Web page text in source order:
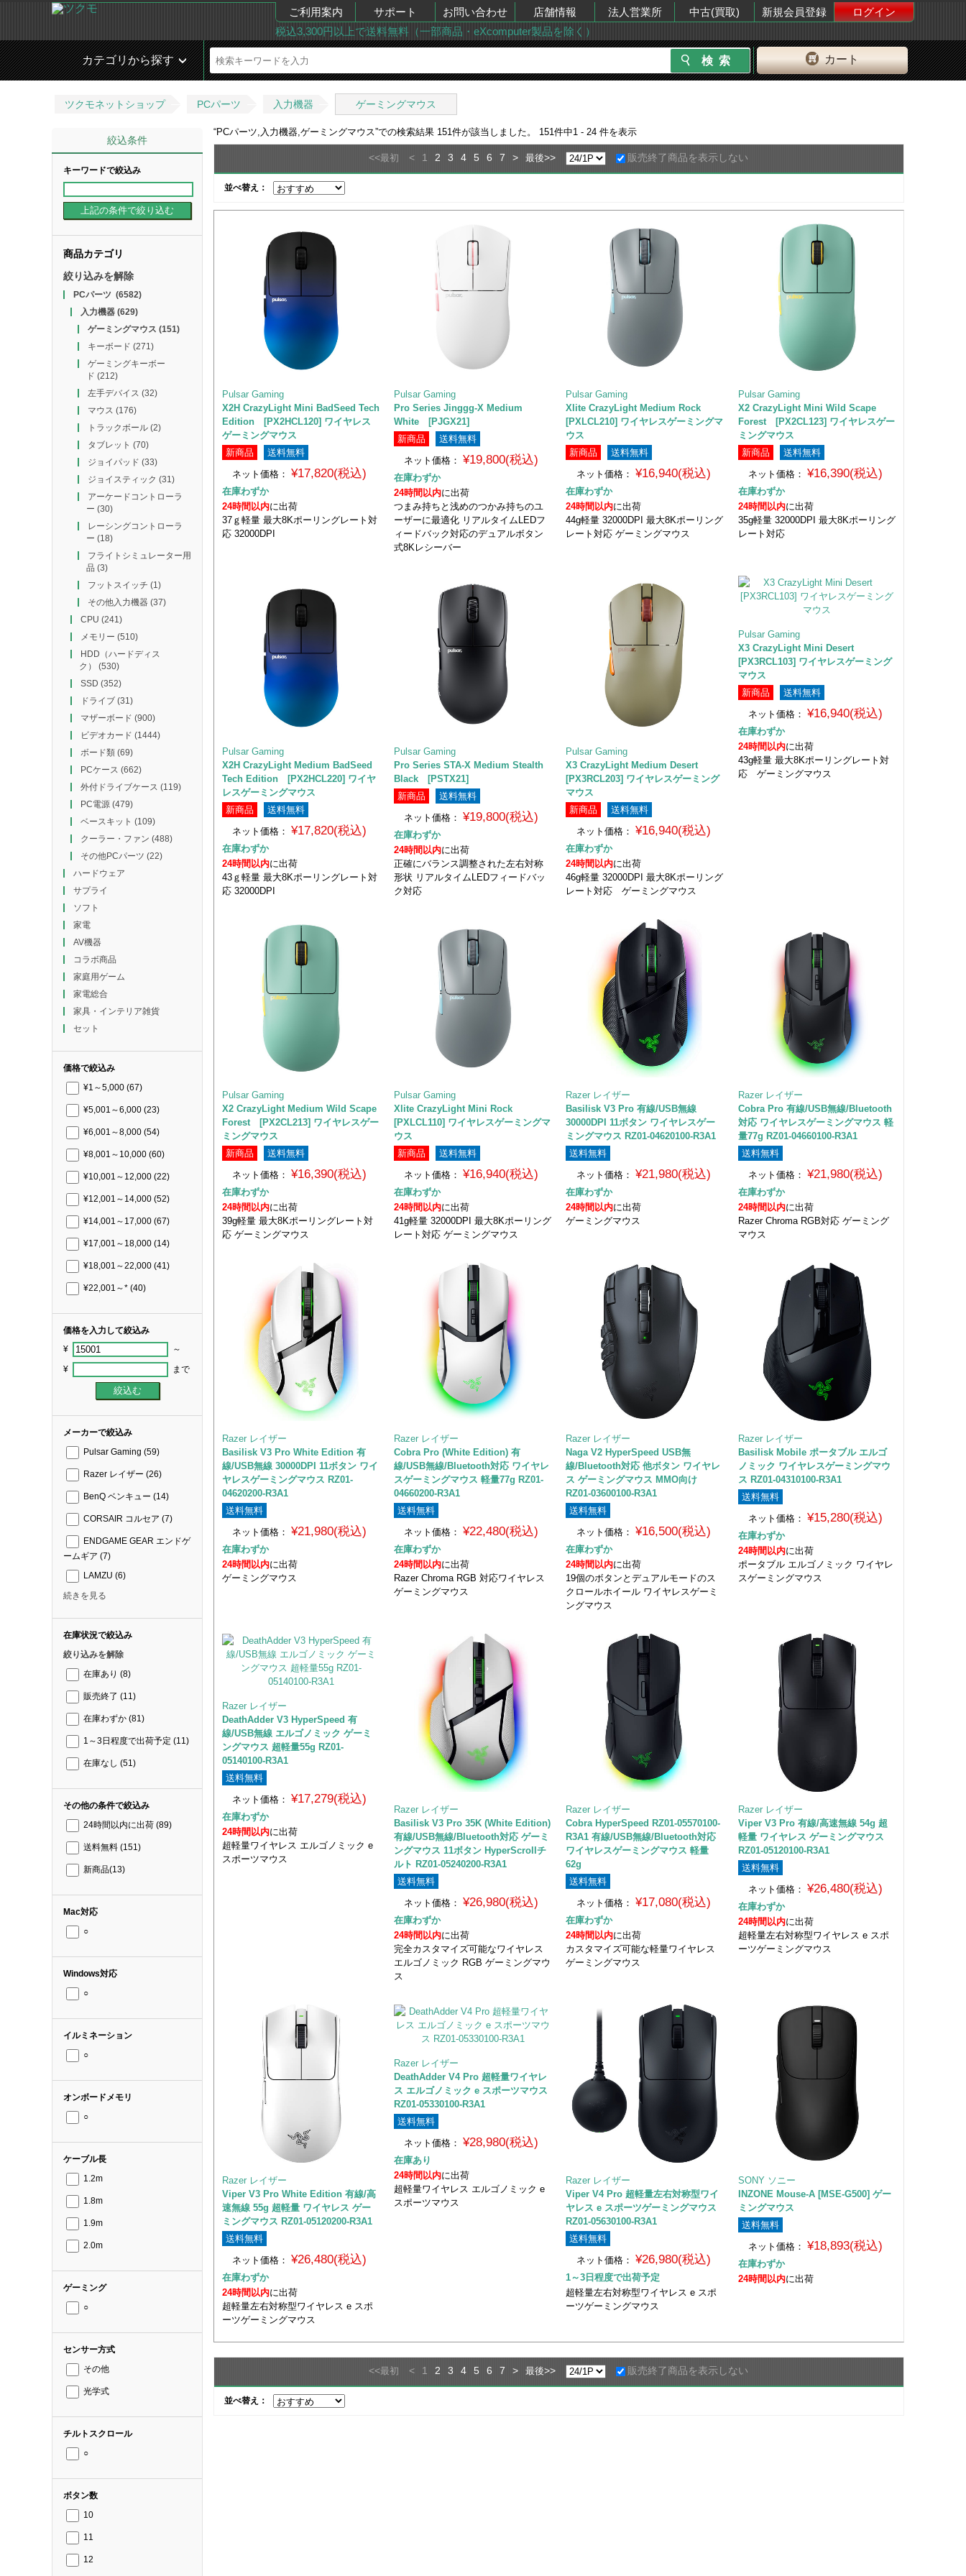
ご利用案内 サポート お問い合わせ 店舗情報 法人営業所 中古(買取) 新規会員登録
ログイン
税込3,300円以上で送料無料（一部商品・eXcomputer製品を除く）
カート
カテゴリから探す
ツクモネットショップ PCパーツ 入力機器 ゲーミングマウス
絞込条件
キーワードで絞込み
商品カテゴリ
絞り込みを解除
PCパーツ (6582)
入力機器(629)
ゲーミングマウス (151)
キーボード (271)
ゲーミングキーボー
ド (212)
左手デバイス (32)
マウス (176)
トラックボール(2)
タブレット (70)
ジョイパッド (33)
ジョイスティック (31)
アーケードコントローラ
ー (30)
レーシングコントローラ
ー (18)
フライトシミュレーター用
品 (3)
フットスイッチ (1)
その他入力機器(37)
CPU (241)
メモリー (510)
HDD（ハードディス
ク）
(530)
SSD (352)
ドライブ(31)
マザーボード (900)
ビデオカード (1444)
ボード類(69)
PCケース (662)
外付ドライブケース (119)
PC電源(479)
ベースキット (109)
クーラー・ファン (488)
その他PCパーツ (22)
ハードウェア
サプライ
ソフト
家電
AV機器
コラボ商品
家庭用ゲーム
家電総合
家具・インテリア雑貨
セット
価格で絞込み
¥1～5,000 (67)
¥5,001～6,000 (23)
¥6,001～8,000 (54)
¥8,001～10,000 (60)
¥10,001～12,000 (22)
¥12,001～14,000 (52)
¥14,001～17,000 (67)
¥17,001～18,000 (14)
¥18,001～22,000 (41)
¥22,001～* (40)
価格を入力して絞込み
¥ ～
¥ まで
メーカーで絞込み
Pulsar Gaming (59)
Razer レイザー (26)
BenQ ベンキュー (14)
CORSAIR コルセア (7)
ENDGAME GEAR エンドゲ
ームギア (7)
LAMZU (6)
続きを見る
在庫状況で絞込み
絞り込みを解除
在庫あり (8)
販売終了 (11)
在庫わずか (81)
1～3日程度で出荷予定 (11)
在庫なし (51)
その他の条件で絞込み
24時間以内に出荷 (89)
送料無料 (151)
新商品(13)
Mac対応
○
Windows対応
○
イルミネーション
○
オンボードメモリ
○
ケーブル長
1.2m
1.8m
1.9m
2.0m
ゲーミング
○
センサー方式
その他
光学式
チルトスクロール
○
ボタン数
10
11
12
“PCパーツ,入力機器,ゲーミングマウス”での検索結果 151 件が該当しました。 151 件中1 - 24 件を表示
<<最初 < 1 2 3 4 5 6 7 > 最後>> 販売終了商品を表示しない
並べ替え：
Pulsar Gaming
X2H CrazyLight Mini BadSeed Tech
Edition [PX2HCL120] ワイヤレス
ゲーミングマウス
新商品
送料無料
ネット価格：
¥17,820(税込)
在庫わずか
24時間以内に出荷
37ｇ軽量 最大8Kポーリングレート対
応 32000DPI
Pulsar Gaming
Pro Series Jinggg-X Medium
White [PJGX21]
新商品
送料無料
ネット価格：
¥19,800(税込)
在庫わずか
24時間以内に出荷
つまみ持ちと浅めのつかみ持ちのユ
ーザーに最適化 リアルタイムLEDフ
ィードバック対応のデュアルボタン
式8Kレシーバー
Pulsar Gaming
Xlite CrazyLight Medium Rock
[PXLCL210] ワイヤレスゲーミングマ
ウス
新商品
送料無料
ネット価格： ¥16,940(税込)
在庫わずか
24時間以内に出荷
44g軽量 32000DPI 最大8Kポーリング
レート対応 ゲーミングマウス
Pulsar Gaming
X2 CrazyLight Mini Wild Scape
Forest [PX2CL123] ワイヤレスゲー
ミングマウス
新商品
送料無料
ネット価格： ¥16,390(税込)
在庫わずか
24時間以内に出荷
35g軽量 32000DPI 最大8Kポーリング
レート対応
Pulsar Gaming
X2H CrazyLight Medium BadSeed
Tech Edition [PX2HCL220] ワイヤ
レスゲーミングマウス
新商品
送料無料
ネット価格：
¥17,820(税込)
在庫わずか
24時間以内に出荷
43ｇ軽量 最大8Kポーリングレート対
応 32000DPI
Pulsar Gaming
Pro Series STA-X Medium Stealth
Black [PSTX21]
新商品
送料無料
ネット価格：
¥19,800(税込)
在庫わずか
24時間以内に出荷
正確にバランス調整された左右対称
形状 リアルタイムLEDフィードバッ
ク対応
Pulsar Gaming
X3 CrazyLight Medium Desert
[PX3RCL203] ワイヤレスゲーミング
マウス
新商品
送料無料
ネット価格： ¥16,940(税込)
在庫わずか
24時間以内に出荷
46g軽量 32000DPI 最大8Kポーリング
レート対応 ゲーミングマウス
Pulsar Gaming
X3 CrazyLight Mini Desert
[PX3RCL103] ワイヤレスゲーミング
マウス
新商品
送料無料
ネット価格： ¥16,940(税込)
在庫わずか
24時間以内に出荷
43g軽量 最大8Kポーリングレート対
応 ゲーミングマウス
Pulsar Gaming
X2 CrazyLight Medium Wild Scape
Forest [PX2CL213] ワイヤレスゲー
ミングマウス
新商品
送料無料
ネット価格：
¥16,390(税込)
在庫わずか
24時間以内に出荷
39g軽量 最大8Kポーリングレート対
応 ゲーミングマウス
Pulsar Gaming
Xlite CrazyLight Mini Rock
[PXLCL110] ワイヤレスゲーミングマ
ウス
新商品
送料無料
ネット価格：
¥16,940(税込)
在庫わずか
24時間以内に出荷
41g軽量 32000DPI 最大8Kポーリング
レート対応 ゲーミングマウス
Razer レイザー
Basilisk V3 Pro 有線/USB無線
30000DPI 11ボタン ワイヤレスゲー
ミングマウス RZ01-04620100-R3A1
送料無料
ネット価格： ¥21,980(税込)
在庫わずか
24時間以内に出荷
ゲーミングマウス
Razer レイザー
Cobra Pro 有線/USB無線/Bluetooth
対応 ワイヤレスゲーミングマウス 軽
量77g RZ01-04660100-R3A1
送料無料
ネット価格： ¥21,980(税込)
在庫わずか
24時間以内に出荷
Razer Chroma RGB対応 ゲーミング
マウス
Razer レイザー
Basilisk V3 Pro White Edition 有
線/USB無線 30000DPI 11ボタン ワイ
ヤレスゲーミングマウス RZ01-
04620200-R3A1
送料無料
ネット価格：
¥21,980(税込)
在庫わずか
24時間以内に出荷
ゲーミングマウス
Razer レイザー
Cobra Pro (White Edition) 有
線/USB無線/Bluetooth対応 ワイヤレ
スゲーミングマウス 軽量77g RZ01-
04660200-R3A1
送料無料
ネット価格：
¥22,480(税込)
在庫わずか
24時間以内に出荷
Razer Chroma RGB 対応ワイヤレス
ゲーミングマウス
Razer レイザー
Naga V2 HyperSpeed USB無
線/Bluetooth対応 他ボタン ワイヤレ
ス ゲーミングマウス MMO向け
RZ01-03600100-R3A1
送料無料
ネット価格： ¥16,500(税込)
在庫わずか
24時間以内に出荷
19個のボタンとデュアルモードのス
クロールホイール ワイヤレスゲーミ
ングマウス
Razer レイザー
Basilisk Mobile ポータブル エルゴ
ノミック ワイヤレスゲーミングマウ
ス RZ01-04310100-R3A1
送料無料
ネット価格： ¥15,280(税込)
在庫わずか
24時間以内に出荷
ポータブル エルゴノミック ワイヤレ
スゲーミングマウス
Razer レイザー
DeathAdder V3 HyperSpeed 有
線/USB無線 エルゴノミック ゲーミ
ングマウス 超軽量55g RZ01-
05140100-R3A1
送料無料
ネット価格：
¥17,279(税込)
在庫わずか
24時間以内に出荷
超軽量ワイヤレス エルゴノミック e
スポーツマウス
Razer レイザー
Basilisk V3 Pro 35K (White Edition)
有線/USB無線/Bluetooth対応 ゲーミ
ングマウス 11ボタン HyperScrollチ
ルト RZ01-05240200-R3A1
送料無料
ネット価格：
¥26,980(税込)
在庫わずか
24時間以内に出荷
完全カスタマイズ可能なワイヤレス
エルゴノミック RGB ゲーミングマウ
ス
Razer レイザー
Cobra HyperSpeed RZ01-05570100-
R3A1 有線/USB無線/Bluetooth対応
ワイヤレスゲーミングマウス 軽量
62g
送料無料
ネット価格： ¥17,080(税込)
在庫わずか
24時間以内に出荷
カスタマイズ可能な軽量ワイヤレス
ゲーミングマウス
Razer レイザー
Viper V3 Pro 有線/高速無線 54g 超
軽量 ワイヤレス ゲーミングマウス
RZ01-05120100-R3A1
送料無料
ネット価格： ¥26,480(税込)
在庫わずか
24時間以内に出荷
超軽量左右対称型ワイヤレス e スポ
ーツゲーミングマウス
Razer レイザー
Viper V3 Pro White Edition 有線/高
速無線 55g 超軽量 ワイヤレス ゲー
ミングマウス RZ01-05120200-R3A1
送料無料
ネット価格：
¥26,480(税込)
在庫わずか
24時間以内に出荷
超軽量左右対称型ワイヤレス e スポ
ーツゲーミングマウス
Razer レイザー
DeathAdder V4 Pro 超軽量ワイヤレ
ス エルゴノミック e スポーツマウス
RZ01-05330100-R3A1
送料無料
ネット価格：
¥28,980(税込)
在庫あり
24時間以内に出荷
超軽量ワイヤレス エルゴノミック e
スポーツマウス
Razer レイザー
Viper V4 Pro 超軽量左右対称型ワイ
ヤレス e スポーツゲーミングマウス
RZ01-05630100-R3A1
送料無料
ネット価格： ¥26,980(税込)
1～3日程度で出荷予定
超軽量左右対称型ワイヤレス e スポ
ーツゲーミングマウス
SONY ソニー
INZONE Mouse-A [MSE-G500] ゲー
ミングマウス
送料無料
ネット価格： ¥18,893(税込)
在庫わずか
24時間以内に出荷
<<最初 < 1 2 3 4 5 6 7 > 最後>> 販売終了商品を表示しない
並べ替え：